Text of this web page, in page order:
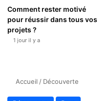
Comment rester motivé
pour réussir dans tous vos
projets ?
1 jour il y a